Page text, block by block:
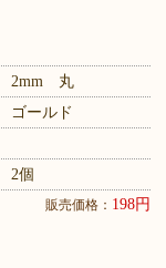
2mm 丸
ゴールド
2個
販売価格： 198円